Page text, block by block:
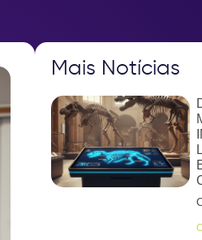
Mais Notícias